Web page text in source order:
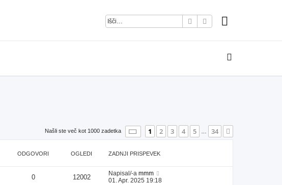
IskanjeNapredno iskanje
Našli ste več kot 1000 zadetka Stran 1od34
1 2 3 4 5 34
ODGOVORI OGLEDI ZADNJI PRISPEVEK
0 12002 Napisal/-a mmm
01. Apr. 2025 19:18